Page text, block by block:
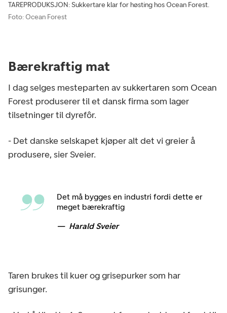
TAREPRODUKSJON: Sukkertare klar for høsting hos Ocean Forest.
Foto: Ocean Forest
Bærekraftig mat
I dag selges mesteparten av sukkertaren som Ocean
Forest produserer til et dansk firma som lager
tilsetninger til dyrefôr.
- Det danske selskapet kjøper alt det vi greier å
produsere, sier Sveier.
Det må bygges en industri fordi dette er
meget bærekraftig
Harald Sveier
Taren brukes til kuer og grisepurker som har
grisunger.